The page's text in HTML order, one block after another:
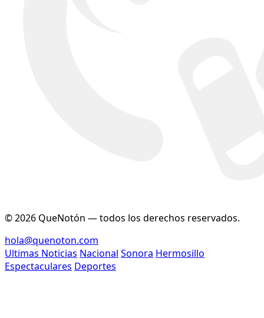
© 2026 QueNotón — todos los derechos reservados.
hola@quenoton.com
Ultimas Noticias Nacional Sonora Hermosillo
Espectaculares Deportes